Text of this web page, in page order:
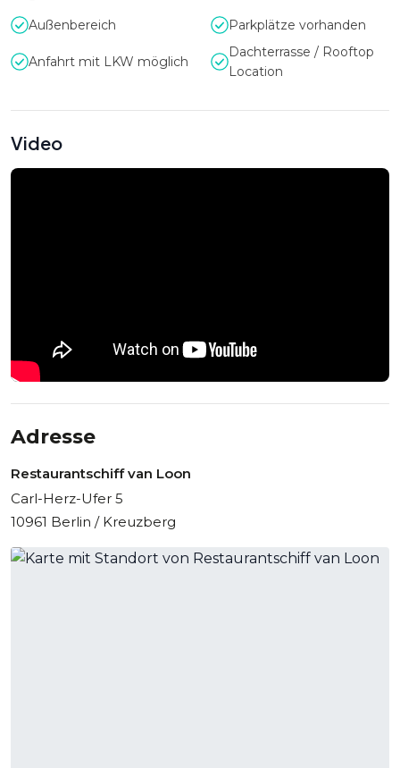
Außenbereich Parkplätze vorhanden
Anfahrt mit LKW möglich
Dachterrasse / Rooftop
Location
Video
Adresse
Restaurantschiff van Loon
Carl-Herz-Ufer 5
10961 Berlin / Kreuzberg